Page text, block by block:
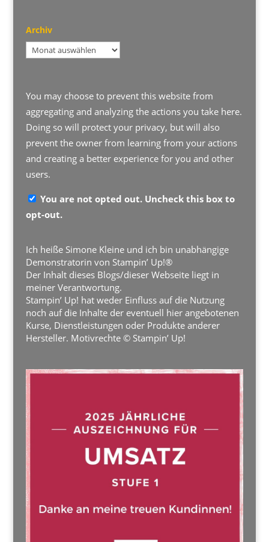
Archiv
Archiv
You may choose to prevent this website from
aggregating and analyzing the actions you take here.
Doing so will protect your privacy, but will also
prevent the owner from learning from your actions
and creating a better experience for you and other
users.
You are not opted out. Uncheck this box to
opt-out.
Ich heiße Simone Kleine und ich bin unabhängige
Demonstratorin von Stampin’ Up!®
Der Inhalt dieses Blogs/dieser Webseite liegt in
meiner Verantwortung.
Stampin’ Up! hat weder Einfluss auf die Nutzung
noch auf die Inhalte der eventuell hier angebotenen
Kurse, Dienstleistungen oder Produkte anderer
Hersteller. Motivrechte © Stampin’ Up!